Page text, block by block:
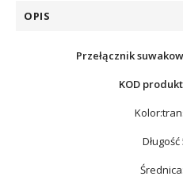
OPIS
Przełącznik
KOD